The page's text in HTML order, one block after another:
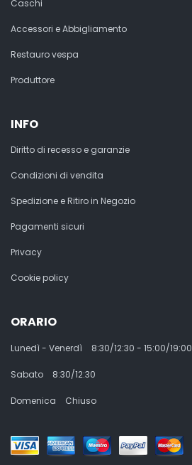
Caschi
Accessori e Abbigliamento
Restauro vespa
Produttore
INFO
Diritto di recesso e garanzie
Condizioni di vendita
Spedizione e Ritiro in Negozio
Pagamenti sicuri
Privacy
Cookie policy
ORARIO
Lunedì - Venerdì 8:30/12:30 - 15:00/19:00
Sabato 8:30/12:30
Domenica Chiuso